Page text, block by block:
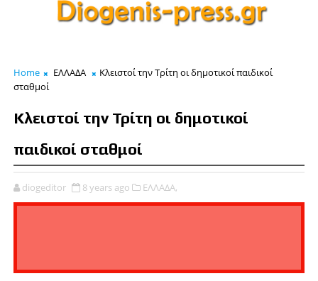
Home ΕΛΛΑΔΑ
Κλειστοί την Τρίτη οι δημοτικοί παιδικοί
σταθμοί
Κλειστοί την Τρίτη οι δημοτικοί
παιδικοί σταθμοί
diogeditor 8 years ago ΕΛΛΑΔΑ,